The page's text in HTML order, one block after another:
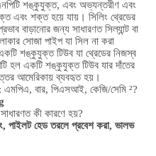
শঙ্কুযুক্ত, এবং অভ্যন্তরীণ এবং
এবং শক্ত হয়ে যায়। সিলিং থ্রেডের
বাড়ানোর জন্য সাধারণত সিল্যান্ট বা
সোজা পাইপ যা সিল না করা
শঙ্কুযুক্ত টিউব যা থ্রেডের নিজস্ব
হল একটি শঙ্কুযুক্ত টিউব যার দাঁতের
আমেরিকায় ব্যবহৃত হয়।
এমপিএ, বার, পিএসআই, কেজি/সেমি ²?
কী কারণে হয়?
পাইলট হেড তরলে প্রবেশ করা, ভালভ